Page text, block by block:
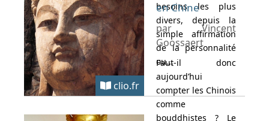
besoins les plus
divers, depuis la
simple affirmation
de la personnalité
ou...
clio.fr
en Chine
par Vincent
Goossaert
Faut-il donc
aujourd’hui
compter les Chinois
comme
bouddhistes ? Le